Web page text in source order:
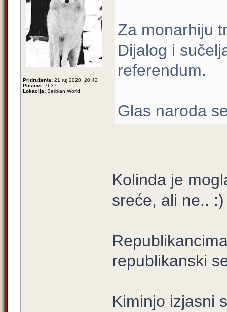
Pridružen/a: 21 ruj 2020, 20:42
Postovi: 7637
Lokacija: Serbian World
Za monarhiju
Dijalog i
referendum.
Glas naroda
Kolinda je
sreće, ali ne.. :)
republikanski
Kiminjo izjasni